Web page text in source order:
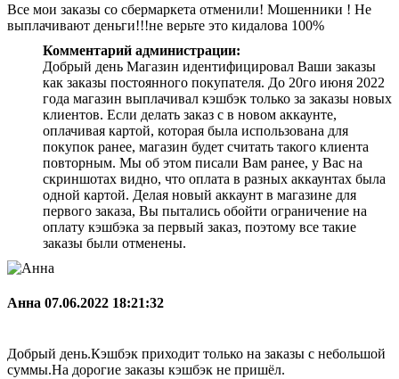
Все мои заказы со сбермаркета отменили! Мошенники ! Не
выплачивают деньги!!!не верьте это кидалова 100%
Комментарий администрации:
Добрый день Магазин идентифицировал Ваши заказы
как заказы постоянного покупателя. До 20го июня 2022
года магазин выплачивал кэшбэк только за заказы новых
клиентов. Если делать заказ с в новом аккаунте,
оплачивая картой, которая была использована для
покупок ранее, магазин будет считать такого клиента
повторным. Мы об этом писали Вам ранее, у Вас на
скриншотах видно, что оплата в разных аккаунтах была
одной картой. Делая новый аккаунт в магазине для
первого заказа, Вы пытались обойти ограничение на
оплату кэшбэка за первый заказ, поэтому все такие
заказы были отменены.
Анна 07.06.2022 18:21:32
Добрый день.Кэшбэк приходит только на заказы с небольшой
суммы.На дорогие заказы кэшбэк не пришёл.